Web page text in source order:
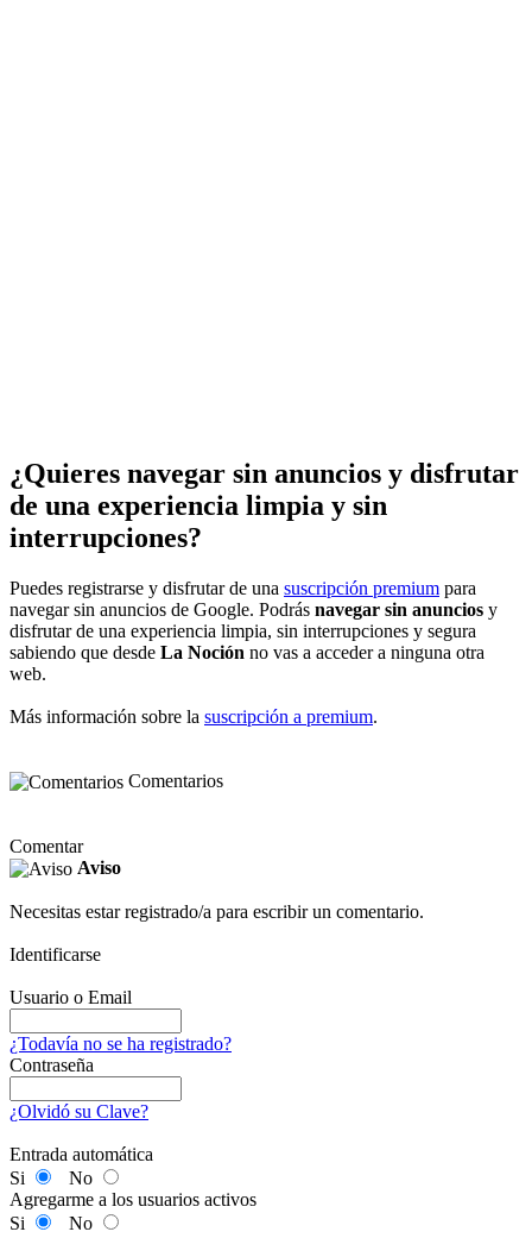
¿Quieres navegar sin anuncios y disfrutar
de una experiencia limpia y sin
interrupciones?
Puedes registrarse y disfrutar de una suscripción premium para
navegar sin anuncios de Google. Podrás navegar sin anuncios y
disfrutar de una experiencia limpia, sin interrupciones y segura
sabiendo que desde La Noción no vas a acceder a ninguna otra
web.
Más información sobre la suscripción a premium.
Comentarios
Comentar
Aviso
Necesitas estar registrado/a para escribir un comentario.
Identificarse
Usuario o Email
¿Todavía no se ha registrado?
Contraseña
¿Olvidó su Clave?
Entrada automática
Si
No
Agregarme a los usuarios activos
Si
No